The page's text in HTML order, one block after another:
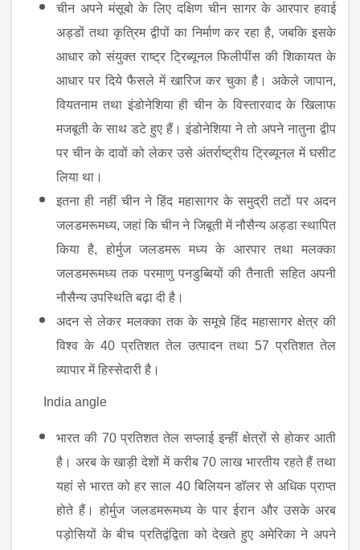
चीन अपने मंसूबो के लिए दक्षिण चीन सागर के आरपार हवाई
अड्डों तथा कृत्रिम द्वीपों का निर्माण कर रहा है,जबकि इसके
आधार को संयुक्त राष्ट्र ट्रिब्यूनल फिलीपींस की शिकायत के
आधार पर दिये फैसले में खारिज कर चुका है। अकेले जापान,
वियतनाम तथा इंडोनेशिया ही चीन के विस्तारवाद के खिलाफ
मजबूती के साथ डटे हुए हैं। इंडोनेशिया ने तो अपने नातुना द्वीप
पर चीन के दावों को लेकर उसे अंतर्राष्ट्रीय ट्रिब्यूनल में घसीट
लिया था।
इतना ही नहीं चीन ने हिंद महासागर के समुद्री तटों पर अदन
जलडमरूमध्य,जहां कि चीन ने जिबूती में नौसैन्य अड्डा स्थापित
किया है, होर्मुज जलडमरू मध्य के आरपार तथा मलक्का
जलडमरूमध्य तक परमाणु पनडुब्बियों की तैनाती सहित अपनी
नौसैन्य उपस्थिति बढ़ा दी है।
अदन से लेकर मलक्का तक के समूचे हिंद महासागर क्षेत्र की
विश्व के 40 प्रतिशत तेल उत्पादन तथा 57 प्रतिशत तेल
व्यापार में हिस्सेदारी है।
India angle
भारत की 70प्रतिशत तेल सप्लाई इन्हीं क्षेत्रों से होकर आती
है। अरब के खाड़ी देशों में करीब70 लाख भारतीय रहते हैं तथा
यहां से भारत को हर साल 40 बिलियन डॉलर से अधिक प्राप्त
होते हैं। होर्मुज जलडमरूमध्य के पार ईरान और उसके अरब
पड़ोसियों के बीच प्रतिद्वंद्विता को देखते हुए अमेरिका ने अपने